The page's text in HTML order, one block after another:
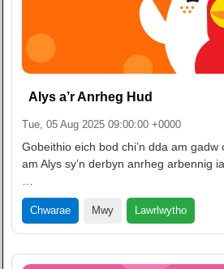
Alys a’r Anrheg Hud
Tue, 05 Aug 2025 09:00:00 +0000
Gobeithio eich bod chi’n dda am gadw
am Alys sy’n derbyn anrheg arbennig
Chwarae Mwy Lawrlwytho